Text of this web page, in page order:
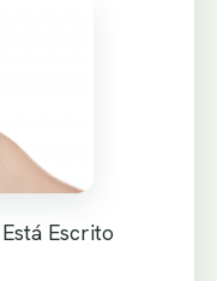
Escrito